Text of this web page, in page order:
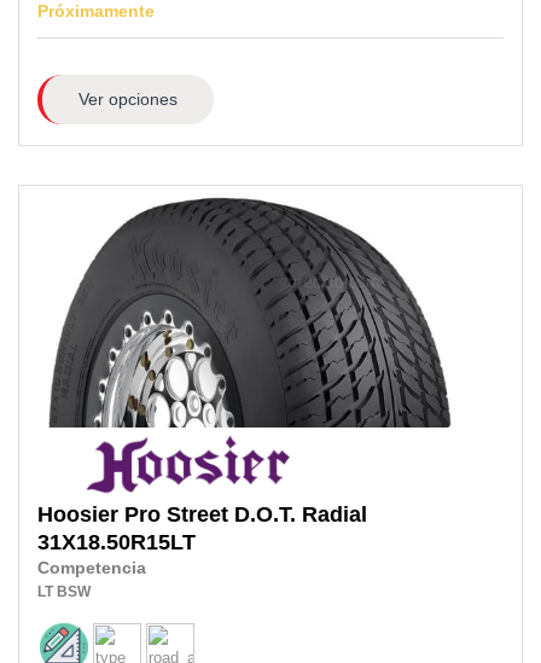
Próximamente
Ver opciones
Hoosier Pro Street D.O.T. Radial
31X18.50R15LT
Competencia
LT BSW